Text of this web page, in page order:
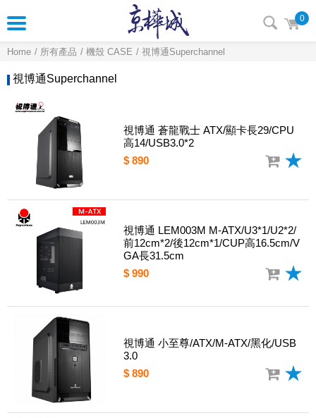
0
Home 所有產品 機殼 CASE 視博通Superchannel
視博通Superchannel
視博通 蒼龍戰士 ATX/顯卡長29/CPU
高14/USB3.0*2
$ 890
視博通 LEM003M M-ATX/U3*1/U2*2/
前12cm*2/後12cm*1/CUP高16.5cm/V
GA長31.5cm
$ 990
視博通 小至尊/ATX/M-ATX/黑化/USB
3.0
$ 890